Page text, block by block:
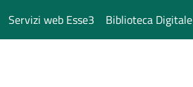
Servizi web Esse3 Biblioteca Digitale